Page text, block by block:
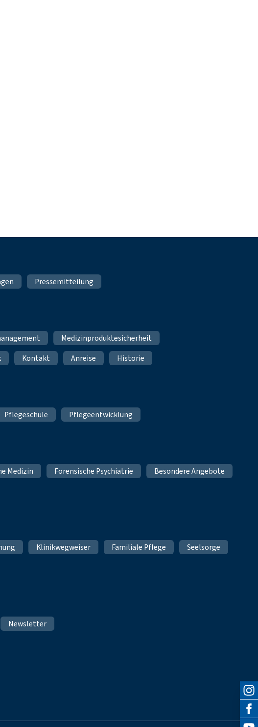
Pressemitteilung
Medizinproduktesicherheit
Kontakt Anreise Historie
Pflegeschule Pflegeentwicklung
Medizin Forensische Psychiatrie
Besondere Angebote
Klinikwegweiser Familiale Pflege
Seelsorge
Newsletter